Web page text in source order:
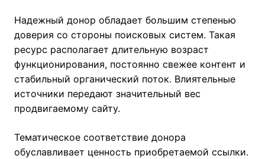
Надежный донор обладает большим степенью
доверия со стороны поисковых систем. Такая
ресурс располагает длительную возраст
функционирования, постоянно свежее контент и
стабильный органический поток. Влиятельные
источники передают значительный вес
продвигаемому сайту.
Тематическое соответствие донора
обуславливает ценность приобретаемой ссылки.